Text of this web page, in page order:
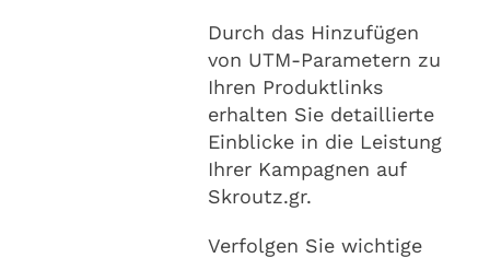
Durch das Hinzufügen
von UTM-Parametern zu
Ihren Produktlinks
erhalten Sie detaillierte
Einblicke in die Leistung
Ihrer Kampagnen auf
Skroutz.gr.
Verfolgen Sie wichtige